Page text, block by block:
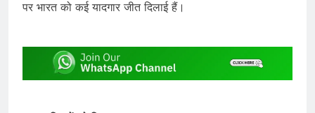
पर भारत को कई यादगार जीत दिलाई हैं।